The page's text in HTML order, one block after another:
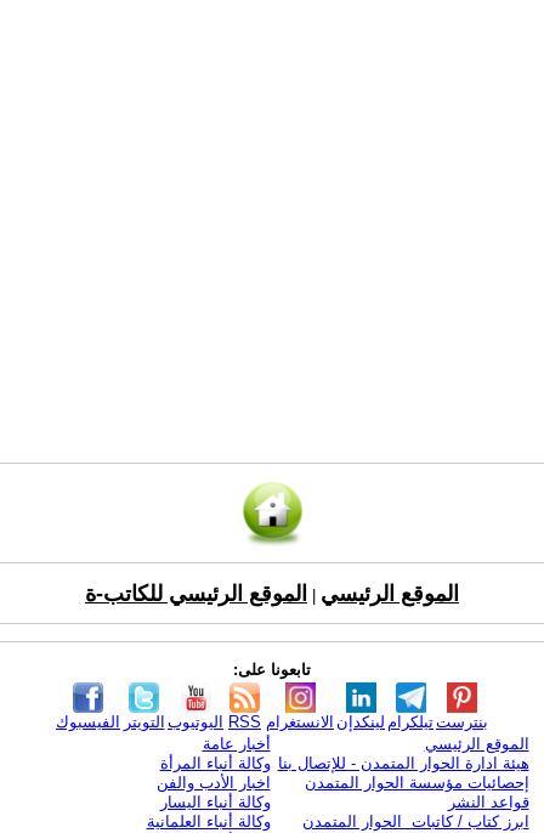
الموقع الرئيسي الموقع الرئيسي للكاتب-ة
تابعونا على:
الفيسبوك التويتر اليوتيوب RSS الانستغرام لينكدإن تيلكرامبنترست
الموقع الرئيسي
هيئة ادارة الحوار المتمدن - للإتصال بنا
إحصائيات مؤسسة الحوار المتمدن
قواعد النشر
ابرز كتاب / كاتبات الحوار المتمدن
أخبار عامة
وكالة أنباء المرأة
اخبار الأدب والفن
وكالة أنباء اليسار
وكالة أنباء العلمانية